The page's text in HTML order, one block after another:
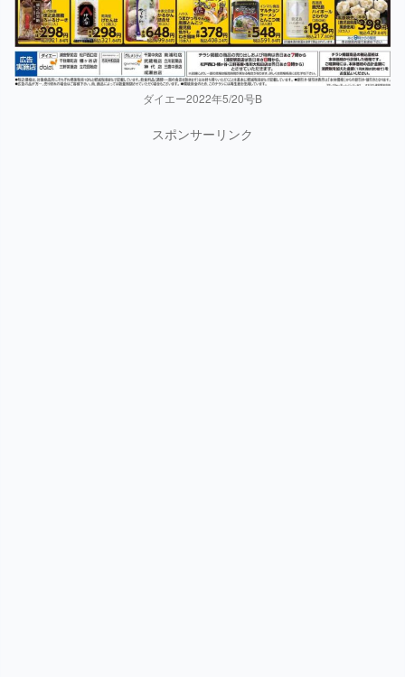
ダイエー2022年5/20号B
スポンサーリンク